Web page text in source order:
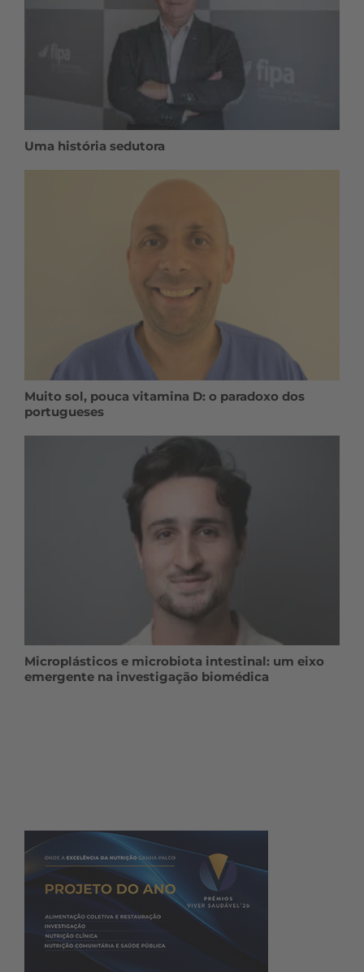
Uma história sedutora
Muito sol, pouca vitamina D: o paradoxo dos
portugueses
Microplásticos e microbiota intestinal: um eixo
emergente na investigação biomédica